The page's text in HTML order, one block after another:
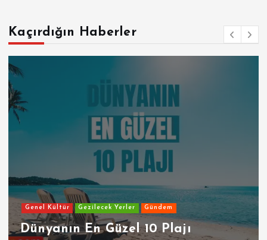
Kaçırdığın Haberler
Genel Kültür Gezilecek Yerler Gündem
Dünyanın En Güzel 10 Plajı